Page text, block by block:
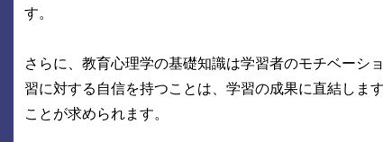
す。
さらに、教育心理学の基礎知識は学習者のモチベーシ
習に対する自信を持つことは、学習の成果に直結しま
ことが求められます。